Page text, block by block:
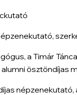
a Timár
ösztöndíjas
népzenekutató,